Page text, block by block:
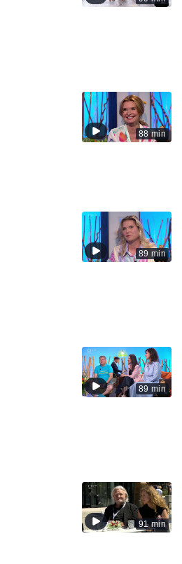
88 min
89 min
89 min
91 min